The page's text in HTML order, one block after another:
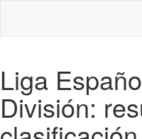
Liga
División: